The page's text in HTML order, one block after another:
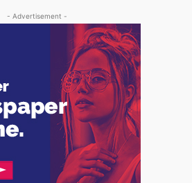
- Advertisement -